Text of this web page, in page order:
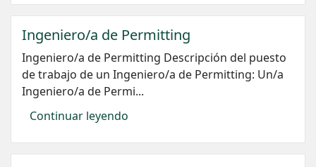
Ingeniero/a de Permitting
Ingeniero/a de Permitting Descripción del puesto
de trabajo de un Ingeniero/a de Permitting: Un/a
Ingeniero/a de Permi...
Continuar leyendo